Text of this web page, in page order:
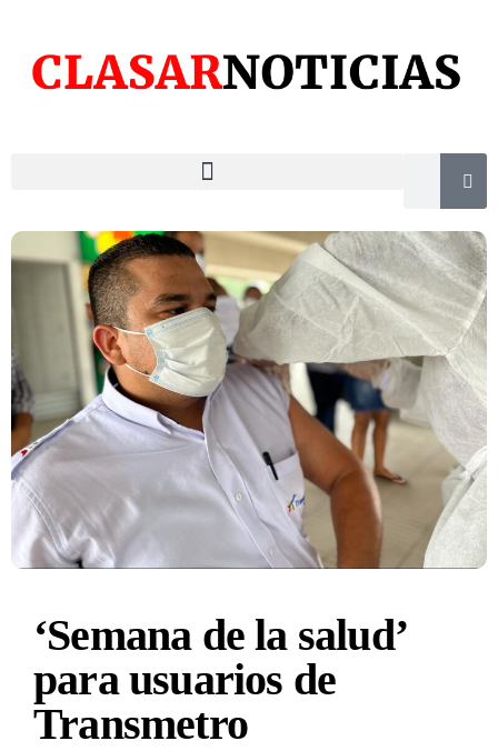
‘Semana de la salud’
para usuarios de
Transmetro